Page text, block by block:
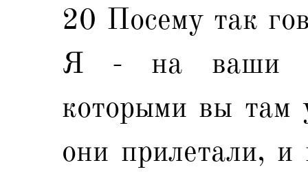
20 Посему так
Я - на ваши
которыми вы там
они прилетали,